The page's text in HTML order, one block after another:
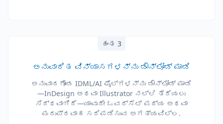
ಹಂತ 3
ಅನುವಾದಿತ ವಿನ್ಯಾಸಗಳನ್ನು ಡೌನ್‌ಲೋಡ್ ಮಾಡಿ
ಅನುವಾದಗೊಂಡ IDML/AI ಫೈಲ್‌ಗಳನ್ನು ಡೌನ್‌ಲೋಡ್ ಮಾಡಿ
—InDesign ಅಥವಾ Illustrator ನಲ್ಲಿ ತೆರೆಯಲು
ಸಿದ್ಧವಾಗಿದೆ—ಯಾವುದೇ ಓವರ್‌ಸೆಟ್ ಪಠ್ಯ ಅಥವಾ
ಮರುಪ್ರವಾಹ ಸರಿಪಡಿಸುವ ಅಗತ್ಯವಿಲ್ಲ.